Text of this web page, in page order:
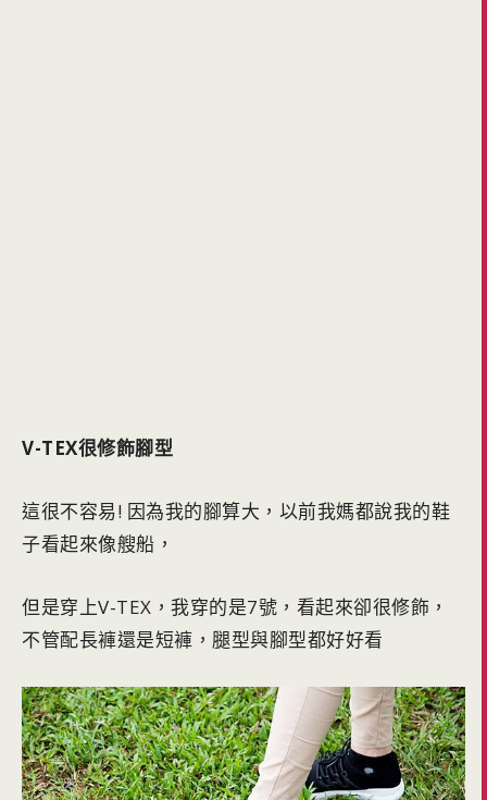
V-TEX很修飾腳型
這很不容易! 因為我的腳算大，以前我媽都說我的鞋
子看起來像艘船，
但是穿上V-TEX，我穿的是7號，看起來卻很修飾，
不管配長褲還是短褲，腿型與腳型都好好看